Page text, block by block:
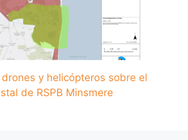
y helicópteros sobre el
de RSPB Minsmere